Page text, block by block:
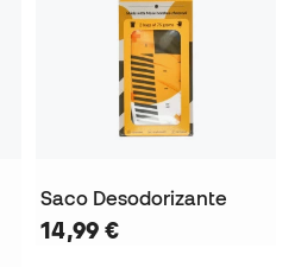
Saco Desodorizante
14,99 €